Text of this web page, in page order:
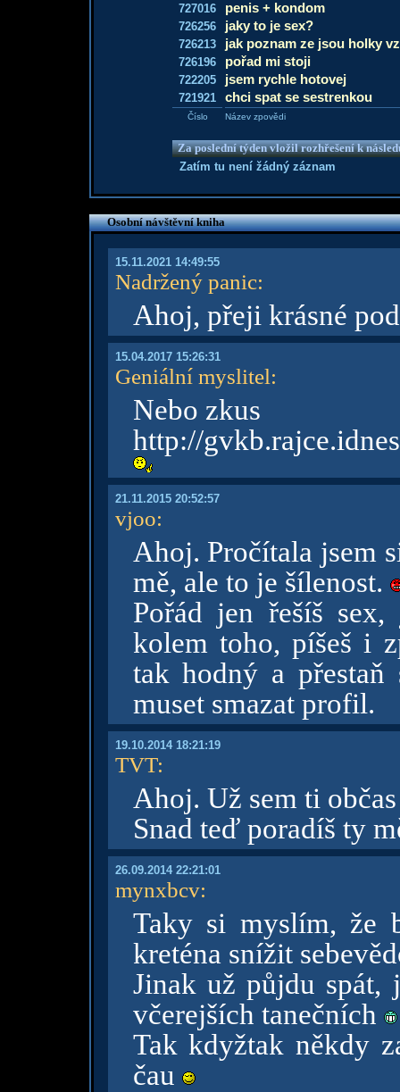
727016 penis + kondom
726256 jaky to je sex?
726213 jak poznam ze jsou holky
726196 pořad mi stoji
722205 jsem rychle hotovej
721921 chci spat se sestrenkou
Číslo Název zpovědi
Za poslední týden vložil rozhřešení k
Zatím tu není žádný záznam
Osobní návštěvní kniha
15.11.2021 14:49:55
Nadržený panic:
Ahoj, přeji krásné
15.04.2017 15:26:31
Geniální myslitel:
Nebo zkus
http://
21.11.2015 20:52:57
vjoo:
Ahoj. Pročítala jsem
mě, ale to je šílenost.
Pořád jen řešíš
kolem toho, píšeš i
tak hodný a
muset smazat profil.
19.10.2014 18:21:19
TVT:
Ahoj. Už sem ti
Snad teď poradíš ty
26.09.2014 22:21:01
mynxbcv:
Taky si myslím, že
kreténa snížit
Jinak už půjdu spát,
včerejších tanečních
Tak kdyžtak někdy
čau